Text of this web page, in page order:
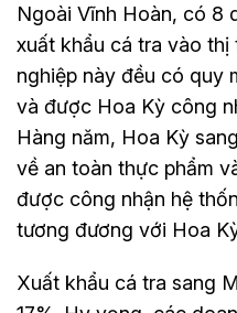
Ngoài Vĩnh Hoàn, có 8
xuất khẩu cá tra vào thị
nghiệp này đều có quy
và được Hoa Kỳ công
Hàng năm, Hoa Kỳ
về an toàn thực phẩm
được công nhận hệ
tương đương với Hoa
Xuất khẩu cá tra sang